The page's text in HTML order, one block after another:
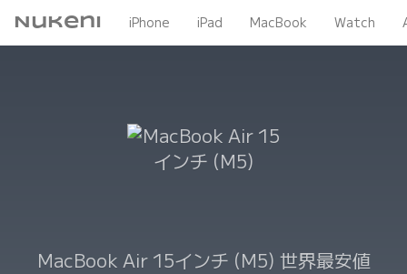
Nukeni iPhone iPad MacBook Watch
MacBook Air 15インチ (M5) 世界最安値